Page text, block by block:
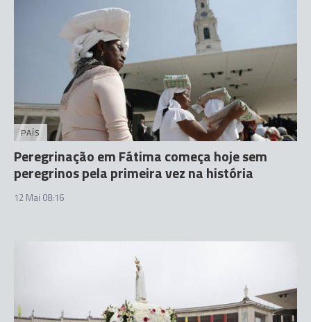
PAÍS
Peregrinação em Fátima começa hoje sem
peregrinos pela primeira vez na história
12 Mai 08:16